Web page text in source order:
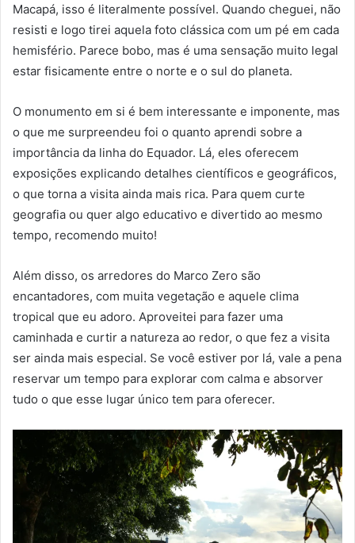
Macapá, isso é literalmente possível. Quando cheguei, não
resisti e logo tirei aquela foto clássica com um pé em cada
hemisfério. Parece bobo, mas é uma sensação muito legal
estar fisicamente entre o norte e o sul do planeta.
O monumento em si é bem interessante e imponente, mas
o que me surpreendeu foi o quanto aprendi sobre a
importância da linha do Equador. Lá, eles oferecem
exposições explicando detalhes científicos e geográficos,
o que torna a visita ainda mais rica. Para quem curte
geografia ou quer algo educativo e divertido ao mesmo
tempo, recomendo muito!
Além disso, os arredores do Marco Zero são
encantadores, com muita vegetação e aquele clima
tropical que eu adoro. Aproveitei para fazer uma
caminhada e curtir a natureza ao redor, o que fez a visita
ser ainda mais especial. Se você estiver por lá, vale a pena
reservar um tempo para explorar com calma e absorver
tudo o que esse lugar único tem para oferecer.